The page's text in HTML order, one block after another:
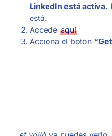
LinkedIn está activa.
está.
Accede aquí
Acciona el botón